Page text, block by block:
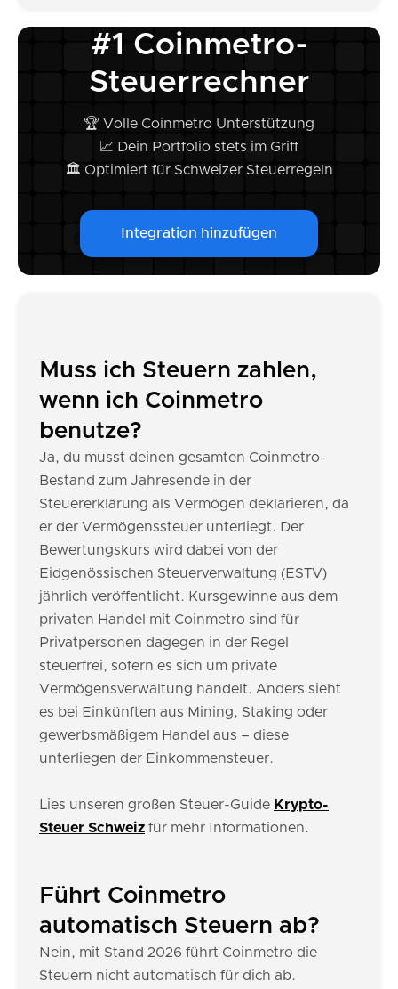
#1 Coinmetro-
Steuerrechner
🏆 Volle Coinmetro Unterstützung
📈 Dein Portfolio stets im Griff
🏛️ Optimiert für Schweizer Steuerregeln
Integration hinzufügen
Muss ich Steuern zahlen,
wenn ich Coinmetro
benutze?
Ja, du musst deinen gesamten Coinmetro-
Bestand zum Jahresende in der
Steuererklärung als Vermögen deklarieren, da
er der Vermögenssteuer unterliegt. Der
Bewertungskurs wird dabei von der
Eidgenössischen Steuerverwaltung (ESTV)
jährlich veröffentlicht. Kursgewinne aus dem
privaten Handel mit Coinmetro sind für
Privatpersonen dagegen in der Regel
steuerfrei, sofern es sich um private
Vermögensverwaltung handelt. Anders sieht
es bei Einkünften aus Mining, Staking oder
gewerbsmäßigem Handel aus – diese
unterliegen der Einkommensteuer.
Lies unseren großen Steuer-Guide Krypto-
Steuer Schweiz für mehr Informationen.
Führt Coinmetro
automatisch Steuern ab?
Nein, mit Stand 2026 führt Coinmetro die
Steuern nicht automatisch für dich ab.